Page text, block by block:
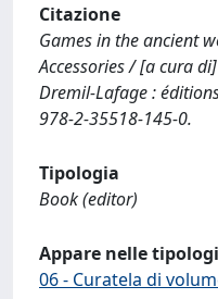
Citazione
Games in the ancient
Accessories / [a cura
Dremil-Lafage :
978-2-35518-145-0.
Tipologia
Book (editor)
Appare nelle
06 - Curatela di